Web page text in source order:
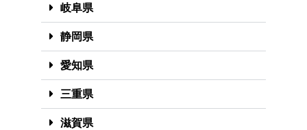
岐阜県
静岡県
愛知県
三重県
滋賀県